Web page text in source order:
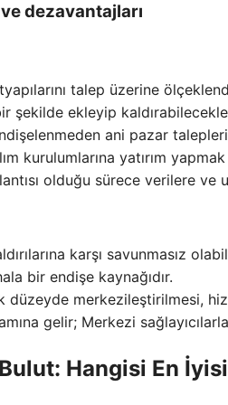
dezavantajları
talep üzerine
şekilde ekleyip
ani pazar
kurulumlarına yatırım
olduğu sürece verilere
karşı savunmasız
bir endişe kaynağıdır.
düzeyde merkezileştirilmesi,
gelir; Merkezi
Hangisi En